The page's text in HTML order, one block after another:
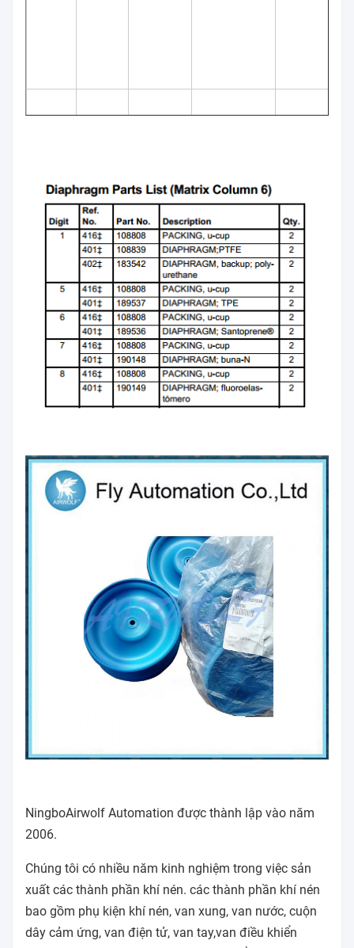
1"
1590
1/2"
15B312 189426 15K312
NingboAirwolf Automation được thành lập vào năm
2006.
Chúng tôi có nhiều năm kinh nghiệm trong việc sản
xuất các thành phần khí nén. các thành phần khí nén
bao gồm phụ kiện khí nén, van xung, van nước, cuộn
dây cảm ứng, van điện tử, van tay,van điều khiển